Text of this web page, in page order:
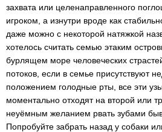
захвата или целенаправленного
игроком, а изнутри вроде как
даже можно с некоторой натяжкой
хотелось считать семью этаким
бурлящем море человеческих
потоков, если в семье присутствуют
положением голодные рты, все эти
моментально отходят на второй или
неуёмным желанием рвать зубами
Попробуйте забрать назад у собаки